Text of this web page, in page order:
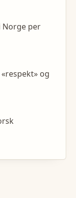
Norge per
og